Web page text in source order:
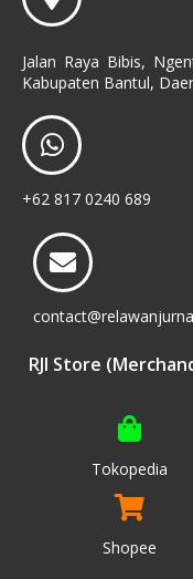
Jalan Raya Bibis,
Kabupaten Bantul,
+62 817 0240 689
RJI Store
Tokopedia
Shopee